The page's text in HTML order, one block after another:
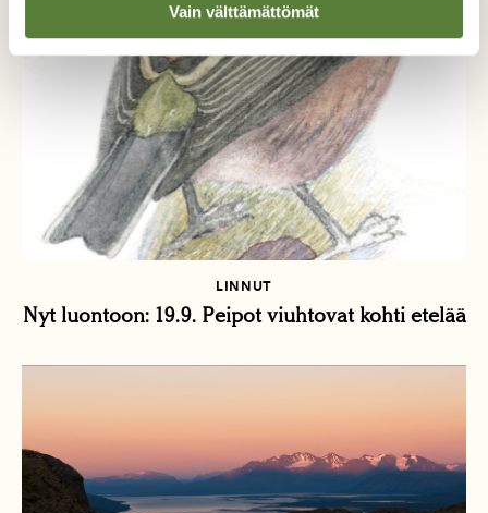
Vain välttämättömät
LINNUT
Nyt luontoon: 19.9. Peipot viuhtovat kohti etelää